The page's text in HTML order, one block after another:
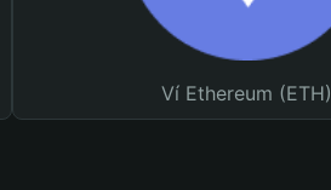
Ví Ethereum (ETH)